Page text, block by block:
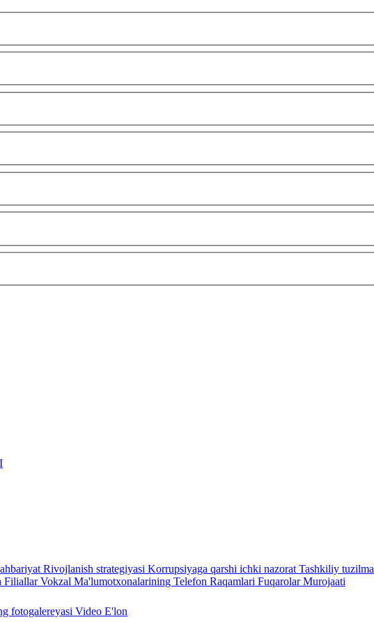
Rivojlanish strategiyasi Korrupsiyaga qarshi ichki nazorat Tashkiliy tuzilma
FiliallarVokzal Ma'lumotxonalarining Telefon Raqamlari Fuqarolar Murojaati
fotogalereyasi Video E'lon